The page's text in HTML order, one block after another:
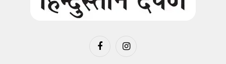
FacebookInstagram